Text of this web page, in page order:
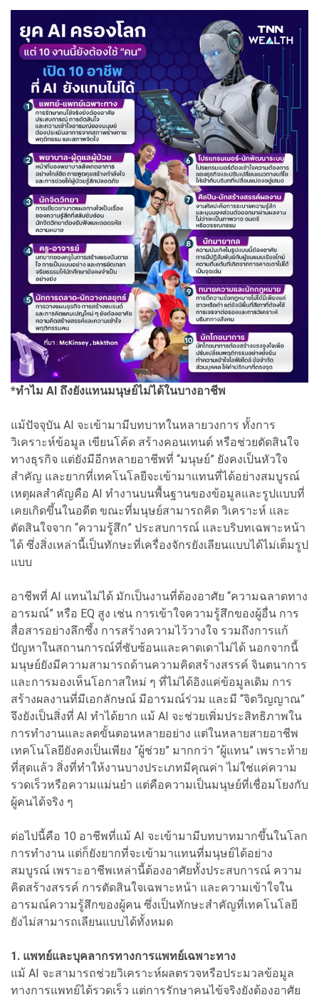
*ทำไม AI ถึงยังแทนมนุษย์ไม่ได้ในบางอาชีพ
แม้ปัจจุบัน AI จะเข้ามามีบทบาทในหลายวงการ ทั้งการ
วิเคราะห์ข้อมูล เขียนโค้ด สร้างคอนเทนต์ หรือช่วยตัดสินใจ
ทางธุรกิจ แต่ยังมีอีกหลายอาชีพที่ “มนุษย์” ยังคงเป็นหัวใจ
สำคัญ และยากที่เทคโนโลยีจะเข้ามาแทนที่ได้อย่างสมบูรณ์
เหตุผลสำคัญคือ AI ทำงานบนพื้นฐานของข้อมูลและรูปแบบที่
เคยเกิดขึ้นในอดีต ขณะที่มนุษย์สามารถคิด วิเคราะห์ และ
ตัดสินใจจาก “ความรู้สึก” ประสบการณ์ และบริบทเฉพาะหน้า
ได้ ซึ่งสิ่งเหล่านี้เป็นทักษะที่เครื่องจักรยังเลียนแบบได้ไม่เต็มรูป
แบบ
อาชีพที่ AI แทนไม่ได้ มักเป็นงานที่ต้องอาศัย “ความฉลาดทาง
อารมณ์” หรือ EQ สูง เช่น การเข้าใจความรู้สึกของผู้อื่น การ
สื่อสารอย่างลึกซึ้ง การสร้างความไว้วางใจ รวมถึงการแก้
ปัญหาในสถานการณ์ที่ซับซ้อนและคาดเดาไม่ได้ นอกจากนี้
มนุษย์ยังมีความสามารถด้านความคิดสร้างสรรค์ จินตนาการ
และการมองเห็นโอกาสใหม่ ๆ ที่ไม่ได้อิงแค่ข้อมูลเดิม การ
สร้างผลงานที่มีเอกลักษณ์ มีอารมณ์ร่วม และมี “จิตวิญญาณ”
จึงยังเป็นสิ่งที่ AI ทำได้ยาก แม้ AI จะช่วยเพิ่มประสิทธิภาพใน
การทำงานและลดขั้นตอนหลายอย่าง แต่ในหลายสายอาชีพ
เทคโนโลยียังคงเป็นเพียง “ผู้ช่วย” มากกว่า “ผู้แทน” เพราะท้าย
ที่สุดแล้ว สิ่งที่ทำให้งานบางประเภทมีคุณค่า ไม่ใช่แค่ความ
รวดเร็วหรือความแม่นยำ แต่คือความเป็นมนุษย์ที่เชื่อมโยงกับ
ผู้คนได้จริง ๆ
ต่อไปนี้คือ 10 อาชีพที่แม้ AI จะเข้ามามีบทบาทมากขึ้นในโลก
การทำงาน แต่ก็ยังยากที่จะเข้ามาแทนที่มนุษย์ได้อย่าง
สมบูรณ์ เพราะอาชีพเหล่านี้ต้องอาศัยทั้งประสบการณ์ ความ
คิดสร้างสรรค์ การตัดสินใจเฉพาะหน้า และความเข้าใจใน
อารมณ์ความรู้สึกของผู้คน ซึ่งเป็นทักษะสำคัญที่เทคโนโลยี
ยังไม่สามารถเลียนแบบได้ทั้งหมด
1. แพทย์และบุคลากรทางการแพทย์เฉพาะทาง
แม้ AI จะสามารถช่วยวิเคราะห์ผลตรวจหรือประมวลข้อมูล
ทางการแพทย์ได้รวดเร็ว แต่การรักษาคนไข้จริงยังต้องอาศัย